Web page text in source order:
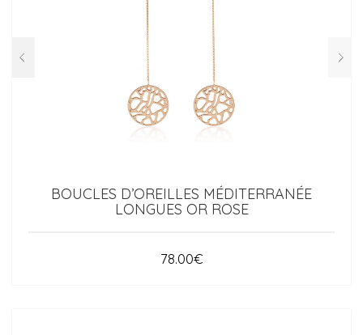
BOUCLES D’OREILLES MÉDITERRANÉE
LONGUES OR ROSE
78.00€